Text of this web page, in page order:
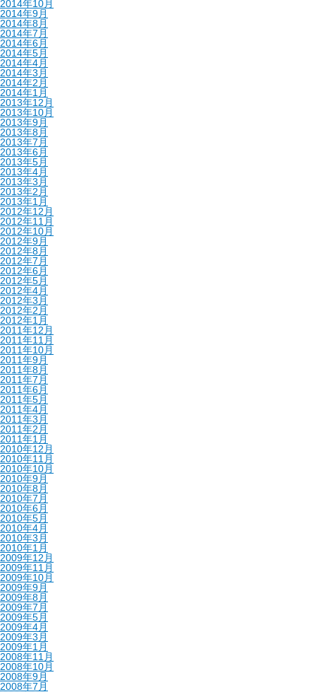
2014年10月
2014年9月
2014年8月
2014年7月
2014年6月
2014年5月
2014年4月
2014年3月
2014年2月
2014年1月
2013年12月
2013年10月
2013年9月
2013年8月
2013年7月
2013年6月
2013年5月
2013年4月
2013年3月
2013年2月
2013年1月
2012年12月
2012年11月
2012年10月
2012年9月
2012年8月
2012年7月
2012年6月
2012年5月
2012年4月
2012年3月
2012年2月
2012年1月
2011年12月
2011年11月
2011年10月
2011年9月
2011年8月
2011年7月
2011年6月
2011年5月
2011年4月
2011年3月
2011年2月
2011年1月
2010年12月
2010年11月
2010年10月
2010年9月
2010年8月
2010年7月
2010年6月
2010年5月
2010年4月
2010年3月
2010年1月
2009年12月
2009年11月
2009年10月
2009年9月
2009年8月
2009年7月
2009年5月
2009年4月
2009年3月
2009年1月
2008年11月
2008年10月
2008年9月
2008年7月